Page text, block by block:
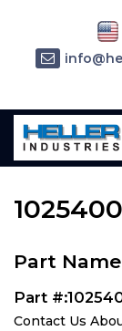
Home»Parts»
Part
Part
Contact Us